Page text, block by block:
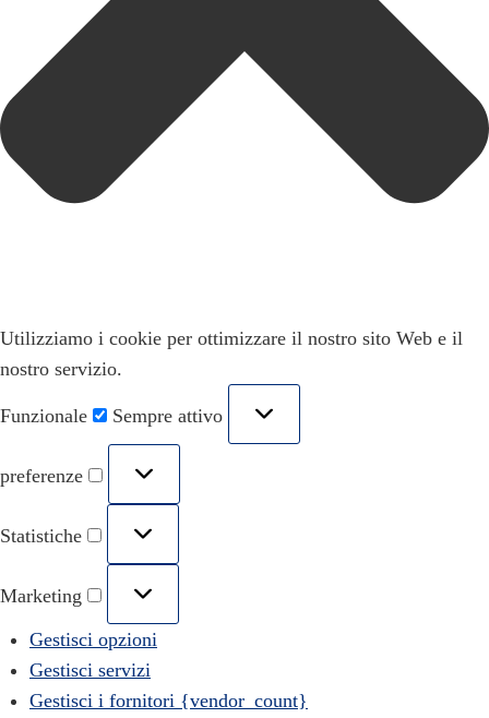
Utilizziamo i cookie per ottimizzare il nostro sito Web e il
nostro servizio.
Funzionale Sempre attivo
preferenze
Statistiche
Marketing
Gestisci opzioni
Gestisci servizi
Gestisci i fornitori {vendor_count}